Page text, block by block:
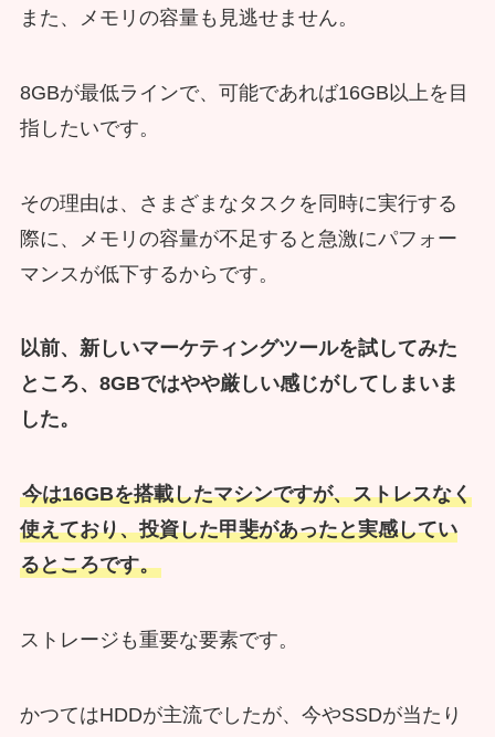
また、メモリの容量も見逃せません。
8GBが最低ラインで、可能であれば16GB以上を目
指したいです。
その理由は、さまざまなタスクを同時に実行する
際に、メモリの容量が不足すると急激にパフォー
マンスが低下するからです。
以前、新しいマーケティングツールを試してみた
ところ、8GBではやや厳しい感じがしてしまいま
した。
今は16GBを搭載したマシンですが、ストレスなく
使えており、投資した甲斐があったと実感してい
るところです。
ストレージも重要な要素です。
かつてはHDDが主流でしたが、今やSSDが当たり